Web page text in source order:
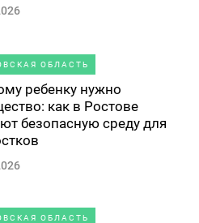
ОБЛАСТЬ
ребенку нужно
как в Ростове
безопасную среду для
ОБЛАСТЬ